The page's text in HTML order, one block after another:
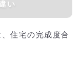
い
住宅の完成度合